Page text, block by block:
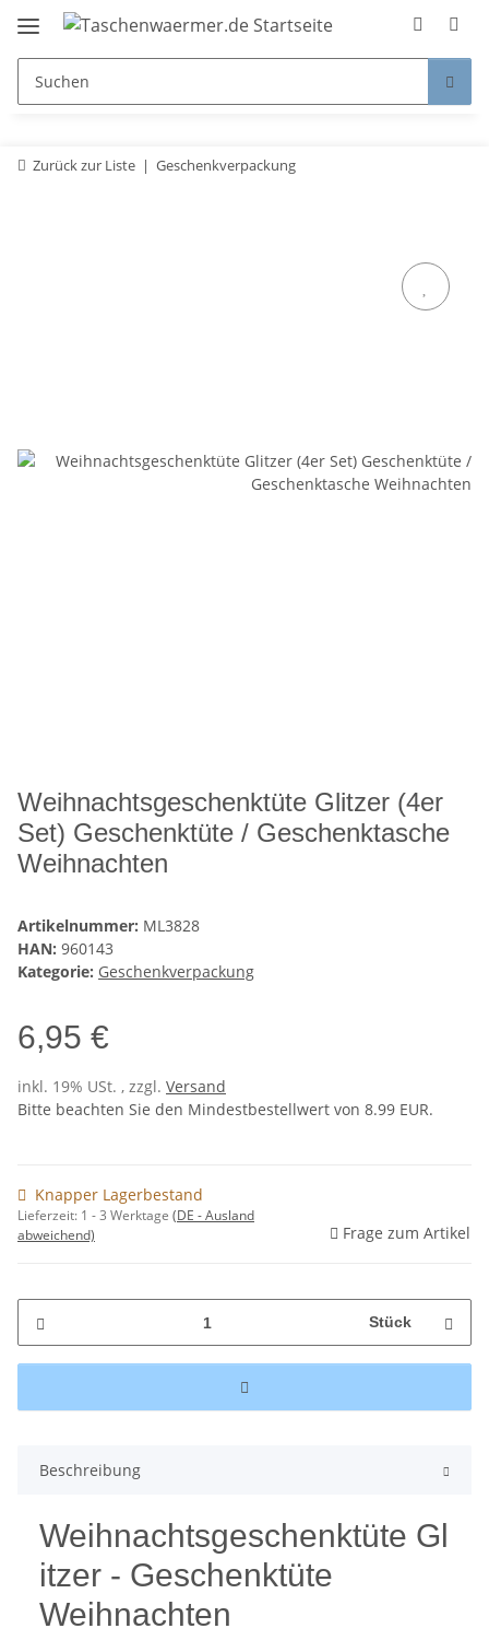
Zurück zur Liste Geschenkverpackung
Weihnachtsgeschenktüte Glitzer (4er
Set) Geschenktüte / Geschenktasche
Weihnachten
Artikelnummer: ML3828
HAN: 960143
Kategorie: Geschenkverpackung
6,95 €
inkl. 19% USt. , zzgl. Versand
Bitte beachten Sie den Mindestbestellwert von 8.99 EUR.
Knapper Lagerbestand
Lieferzeit: 1 - 3 Werktage (DE - Ausland
abweichend)
Frage zum Artikel
Stück
Beschreibung
Weihnachtsgeschenktüte Gl
itzer - Geschenktüte
Weihnachten